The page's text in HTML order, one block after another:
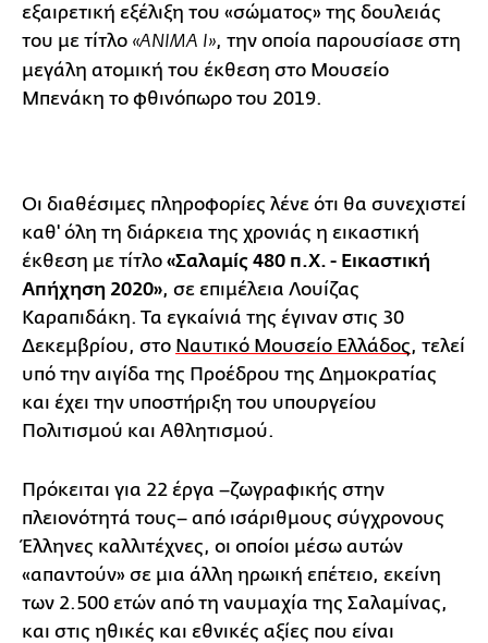
εξαιρετική εξέλιξη του «σώματος» της δουλειάς
του με τίτλο «ΑΝΙΜΑ Ι», την οποία παρουσίασε στη
μεγάλη ατομική του έκθεση στο Μουσείο
Μπενάκη το φθινόπωρο του 2019.
Οι διαθέσιμες πληροφορίες λένε ότι θα συνεχιστεί
καθ' όλη τη διάρκεια της χρονιάς η εικαστική
έκθεση με τίτλο «Σαλαμίς 480 π.Χ. - Εικαστική
Απήχηση 2020», σε επιμέλεια Λουίζας
Καραπιδάκη. Τα εγκαίνιά της έγιναν στις 30
Δεκεμβρίου, στο Ναυτικό Μουσείο Ελλάδος, τελεί
υπό την αιγίδα της Προέδρου της Δημοκρατίας
και έχει την υποστήριξη του υπουργείου
Πολιτισμού και Αθλητισμού.
Πρόκειται για 22 έργα –ζωγραφικής στην
πλειονότητά τους– από ισάριθμους σύγχρονους
Έλληνες καλλιτέχνες, οι οποίοι μέσω αυτών
«απαντούν» σε μια άλλη ηρωική επέτειο, εκείνη
των 2.500 ετών από τη ναυμαχία της Σαλαμίνας,
και στις ηθικές και εθνικές αξίες που είναι